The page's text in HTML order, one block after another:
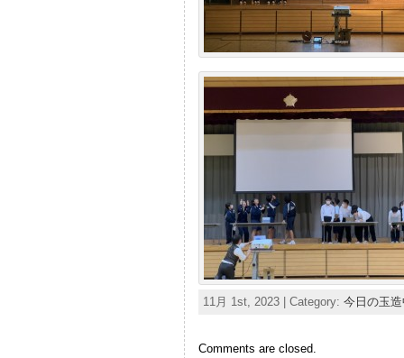
11月 1st, 2023 | Category: 今日の玉
Comments are closed.